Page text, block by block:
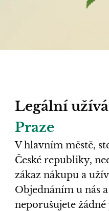
Legální
Praze
V hlavním městě,
České republiky,
zákaz nákupu a
Objednáním u nás
neporušujete